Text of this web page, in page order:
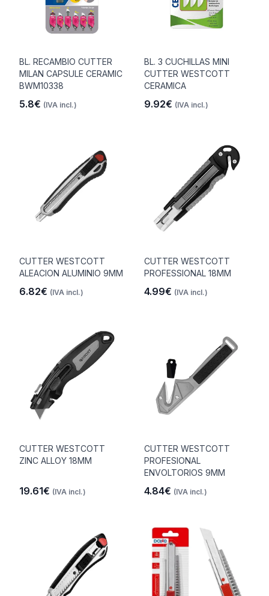
BL. RECAMBIO CUTTER
MILAN CAPSULE CERAMIC
BWM10338
5.8€ (IVA incl.)
BL. 3 CUCHILLAS MINI
CUTTER WESTCOTT
CERAMICA
9.92€ (IVA incl.)
CUTTER WESTCOTT
ALEACION ALUMINIO 9MM
6.82€ (IVA incl.)
CUTTER WESTCOTT
PROFESSIONAL 18MM
4.99€ (IVA incl.)
CUTTER WESTCOTT
ZINC ALLOY 18MM
19.61€ (IVA incl.)
CUTTER WESTCOTT
PROFESIONAL
ENVOLTORIOS 9MM
4.84€ (IVA incl.)